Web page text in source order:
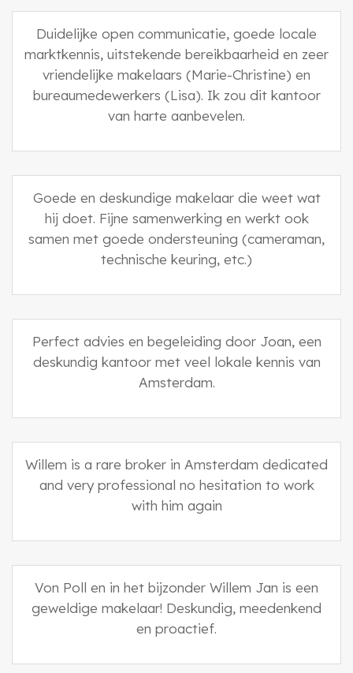
Duidelijke open communicatie, goede locale
marktkennis, uitstekende bereikbaarheid en zeer
vriendelijke makelaars (Marie-Christine) en
bureaumedewerkers (Lisa). Ik zou dit kantoor
van harte aanbevelen.
Goede en deskundige makelaar die weet wat
hij doet. Fijne samenwerking en werkt ook
samen met goede ondersteuning (cameraman,
technische keuring, etc.)
Perfect advies en begeleiding door Joan, een
deskundig kantoor met veel lokale kennis van
Amsterdam.
Willem is a rare broker in Amsterdam dedicated
and very professional no hesitation to work
with him again
Von Poll en in het bijzonder Willem Jan is een
geweldige makelaar! Deskundig, meedenkend
en proactief.